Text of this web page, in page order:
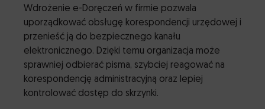
Wdrożenie e-Doręczeń w firmie pozwala
uporządkować obsługę korespondencji urzędowej i
przenieść ją do bezpiecznego kanału
elektronicznego. Dzięki temu organizacja może
sprawniej odbierać pisma, szybciej reagować na
korespondencję administracyjną oraz lepiej
kontrolować dostęp do skrzynki.